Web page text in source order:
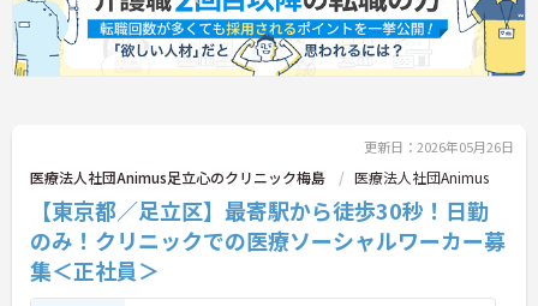
更新日：2026年05月26日
医療法人社団Animus足立心のクリニック梅島 医療法人社団Animus
【東京都／足立区】最寄駅から徒歩30秒！日勤
のみ！クリニックでの医療ソーシャルワーカー募
集＜正社員＞